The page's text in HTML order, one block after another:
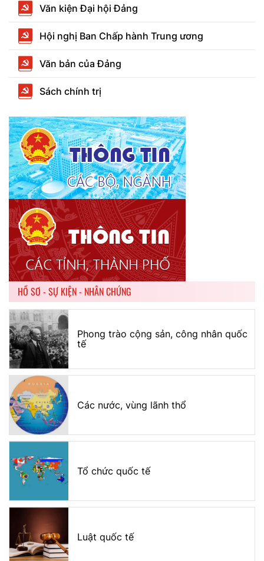
Văn kiện Đại hội Đảng
Hội nghị Ban Chấp hành Trung ương
Văn bản của Đảng
Sách chính trị
HỒ SƠ - SỰ KIỆN - NHÂN CHỨNG
Phong trào cộng sản, công nhân quốc
tế
Các nước, vùng lãnh thổ
Tổ chức quốc tế
Luật quốc tế